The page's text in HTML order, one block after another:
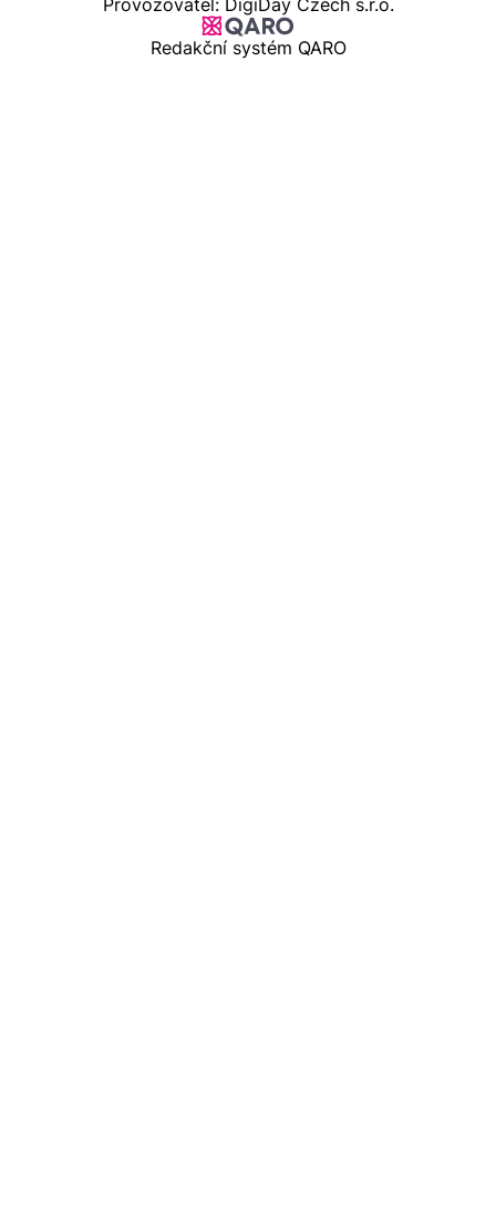
Provozovatel: DigiDay Czech s.r.o.
Redakční systém QARO